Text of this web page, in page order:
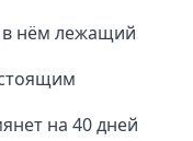
в нём лежащий
на 40 дней